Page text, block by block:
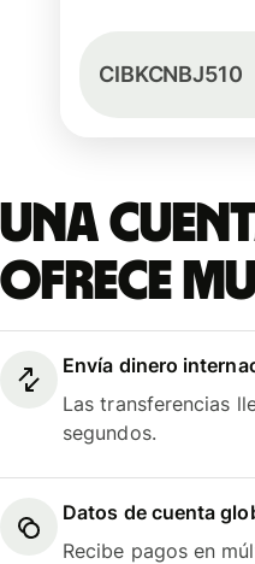
CIBKCNBJ510
Una
ofrece
Envía dinero
Las transferencias
segundos.
Datos de cuenta
Recibe pagos en